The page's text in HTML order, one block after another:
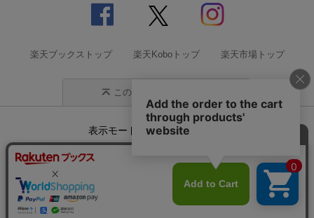
楽天ブックストップ 楽天Koboトップ 楽天市場トップ
このページの先頭に戻る
表示モード モバイル
企業情報 個人情報保護方針